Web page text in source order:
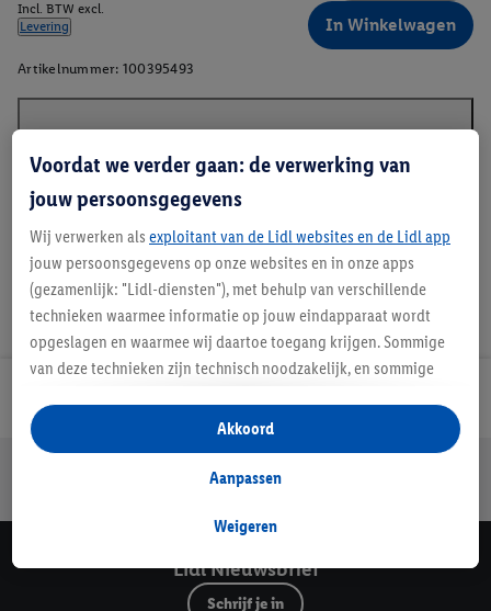
Incl. BTW excl.
Levering
In Winkelwagen
Artikelnummer: 100395493
Veilig winkelen
Lidl Nieuwsbrief
Schrijf je in
Voordat we verder gaan: de verwerking van
jouw persoonsgegevens
Wij verwerken als exploitant van de Lidl websites en de Lidl app
jouw persoonsgegevens op onze websites en in onze apps
(gezamenlijk: "Lidl-diensten"), met behulp van verschillende
technieken waarmee informatie op jouw eindapparaat wordt
opgeslagen en waarmee wij daartoe toegang krijgen. Sommige
van deze technieken zijn technisch noodzakelijk, en sommige
opslaan van voorkeursinstellingen, het verzamelen en
analyseren van statistieken of voor het tonen van
gepersonaliseerde reclame binnen en buiten de Lidl-diensten.
gegevens over jouw aankoopgedrag in de winkel ook voor de
Als je hier toestemming geeft aan ons voor het personaliseren
van reclame en als je vervolgens een Lidl Plus-account
Weigeren
Aanpassen
Akkoord